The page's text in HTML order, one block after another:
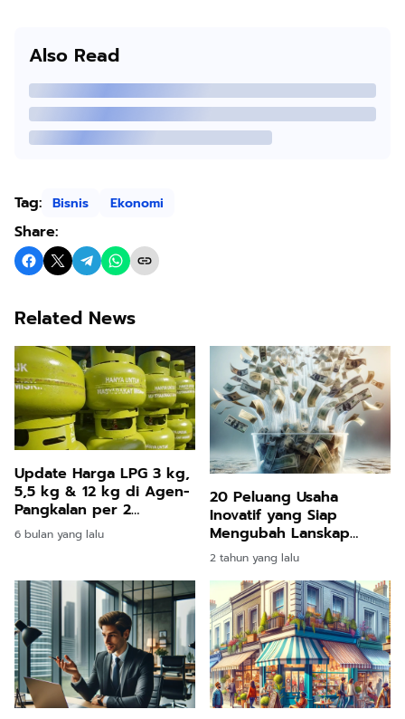
Also Read
Tag: Bisnis Ekonomi
Share:
Related News
Update Harga LPG 3 kg,
5,5 kg & 12 kg di Agen-
Pangkalan per 2
Februari 2026, Wajib
Tahu Konsumen
6 bulan yang lalu
20 Peluang Usaha
Inovatif yang Siap
Mengubah Lanskap
Bisnis di 2024
2 tahun yang lalu